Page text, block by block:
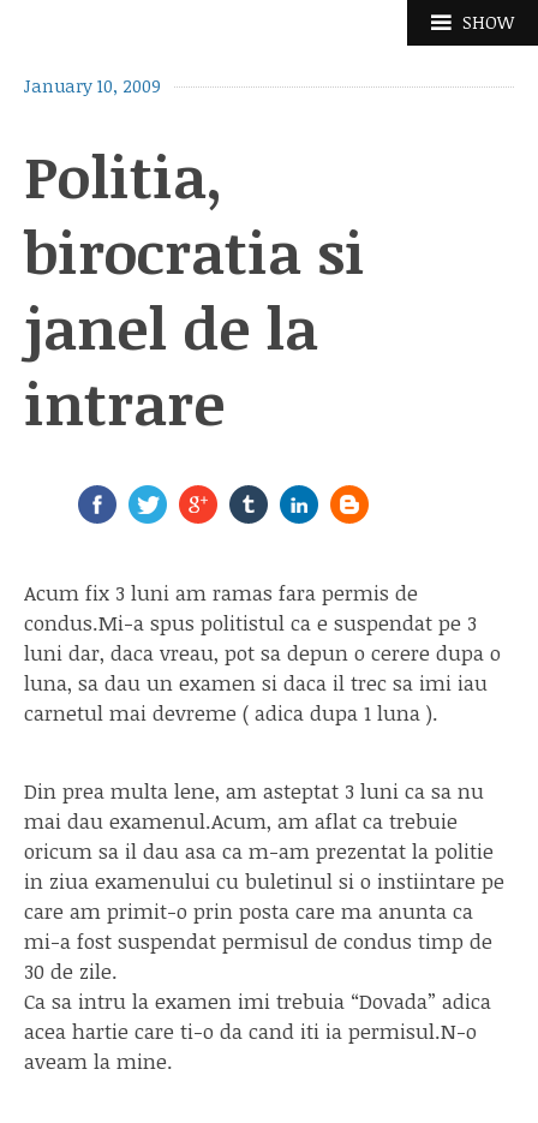
SHOW
January 10, 2009
Politia,
birocratia si
janel de la
intrare
Acum fix 3 luni am ramas fara permis de
condus.Mi-a spus politistul ca e suspendat pe 3
luni dar, daca vreau, pot sa depun o cerere dupa o
luna, sa dau un examen si daca il trec sa imi iau
carnetul mai devreme ( adica dupa 1 luna ).
Din prea multa lene, am asteptat 3 luni ca sa nu
mai dau examenul.Acum, am aflat ca trebuie
oricum sa il dau asa ca m-am prezentat la politie
in ziua examenului cu buletinul si o instiintare pe
care am primit-o prin posta care ma anunta ca
mi-a fost suspendat permisul de condus timp de
30 de zile.
Ca sa intru la examen imi trebuia “Dovada” adica
acea hartie care ti-o da cand iti ia permisul.N-o
aveam la mine.